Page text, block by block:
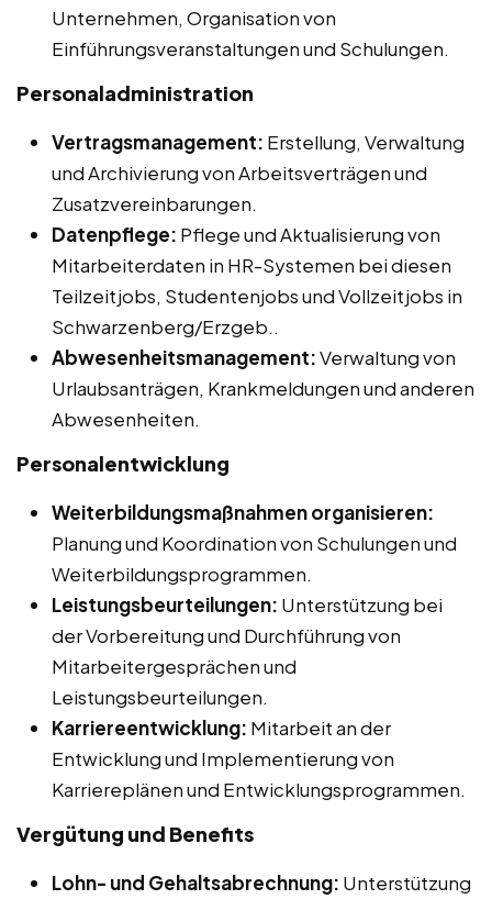
Unternehmen, Organisation von
Einführungsveranstaltungen und Schulungen.
Personaladministration
Vertragsmanagement: Erstellung, Verwaltung
und Archivierung von Arbeitsverträgen und
Zusatzvereinbarungen.
Datenpflege: Pflege und Aktualisierung von
Mitarbeiterdaten in HR-Systemen bei diesen
Teilzeitjobs, Studentenjobs und Vollzeitjobs in
Schwarzenberg/Erzgeb..
Abwesenheitsmanagement:Verwaltung von
Urlaubsanträgen, Krankmeldungen und anderen
Abwesenheiten.
Personalentwicklung
Weiterbildungsmaßnahmen organisieren:
Planung und Koordination von Schulungen und
Weiterbildungsprogrammen.
Leistungsbeurteilungen: Unterstützung bei
der Vorbereitung und Durchführung von
Mitarbeitergesprächen und
Leistungsbeurteilungen.
Karriereentwicklung: Mitarbeit an der
Entwicklung und Implementierung von
Karriereplänen und Entwicklungsprogrammen.
Vergütung und Benefits
Lohn- und Gehaltsabrechnung: Unterstützung